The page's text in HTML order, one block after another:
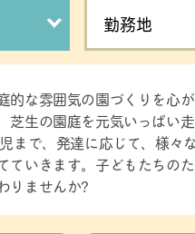
勤務地
的な雰囲気の園づくりを心
芝生の園庭を元気いっぱい
まで、発達に応じて、様々
ていきます。子どもたちの
りませんか?